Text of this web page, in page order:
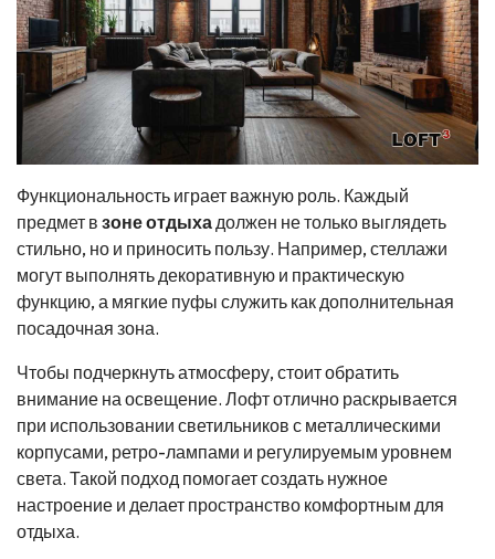
Функциональность играет важную роль. Каждый
предмет в зоне отдыха должен не только выглядеть
стильно, но и приносить пользу. Например, стеллажи
могут выполнять декоративную и практическую
функцию, а мягкие пуфы служить как дополнительная
посадочная зона.
Чтобы подчеркнуть атмосферу, стоит обратить
внимание на освещение. Лофт отлично раскрывается
при использовании светильников с металлическими
корпусами, ретро-лампами и регулируемым уровнем
света. Такой подход помогает создать нужное
настроение и делает пространство комфортным для
отдыха.